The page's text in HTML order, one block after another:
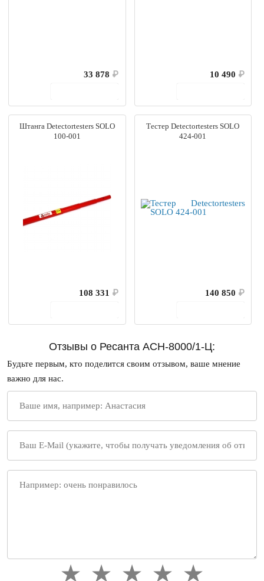
33 878 ₽
10 490 ₽
Штанга Detectortesters SOLO
100-001
108 331 ₽
Тестер Detectortesters SOLO
424-001
140 850 ₽
Отзывы о Ресанта АСН-8000/1-Ц:
Будьте первым, кто поделится своим отзывом, ваше мнение
важно для нас.